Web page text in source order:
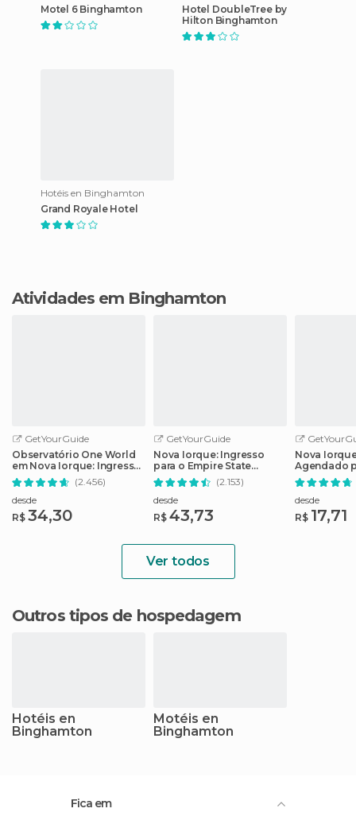
Motel 6 Binghamton
Hotel DoubleTree by
Hilton Binghamton
Hotéis en Binghamton
Grand Royale Hotel
Atividades em Binghamton
GetYourGuide
Observatório One World
em Nova Iorque: Ingresso
sem Fila
(2.456)
desde
R$ 34,30
GetYourGuide
Nova Iorque: Ingresso
para o Empire State
Building com Opções
(2.153)
desde
R$ 43,73
Nova
Agendado
Memorial
desde
R$ 17,71
Ver todos
Outros tipos de hospedagem
Hotéis en
Binghamton
Motéis en
Binghamton
Fica em